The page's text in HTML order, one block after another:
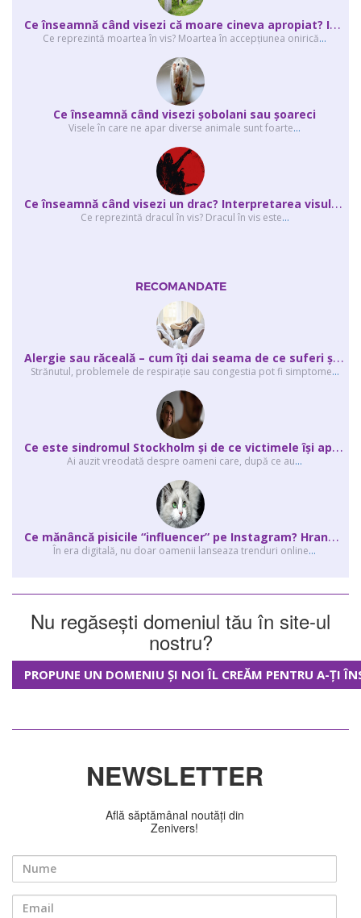
C
e înseamnă când visezi că moare cineva apropiat? Interpretarea visului în ...
Ce reprezintă moartea în vis? Moartea în accepţiunea onirică...
Ce înseamnă când visezi şobolani sau şoareci
Visele în care ne apar diverse animale sunt foarte...
C
e înseamnă când visezi un drac? Interpretarea visului în care apar unul sau...
Ce reprezintă dracul în vis? Dracul în vis este...
RECOMANDATE
A
lergie sau răceală – cum îţi dai seama de ce suferi și de ce conteaz...
Strănutul, problemele de respirație sau congestia pot fi simptome...
C
e este sindromul Stockholm și de ce victimele își apără agresorii.
Ai auzit vreodată despre oameni care, după ce au...
C
e mănâncă pisicile “influencer” pe Instagram? Hrana lor virală
În era digitală, nu doar oamenii lanseaza trenduri online...
Nu regăsești domeniul tău în site-ul
nostru?
PROPUNE UN DOMENIU ȘI NOI ÎL CREĂM PENTRU A-ȚI
NEWSLETTER
Află săptămânal noutăți din
Zenivers!